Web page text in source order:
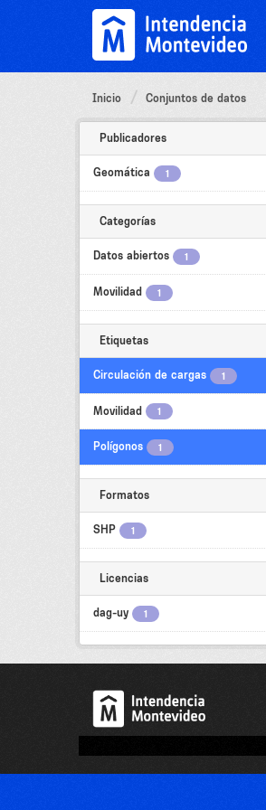
Inicio Conjuntos de datos
Publicadores
Geomática 1
Categorías
Datos abiertos 1
Movilidad 1
Etiquetas
Circulación de cargas 1
Movilidad 1
Polígonos 1
Formatos
SHP 1
Licencias
dag-uy 1